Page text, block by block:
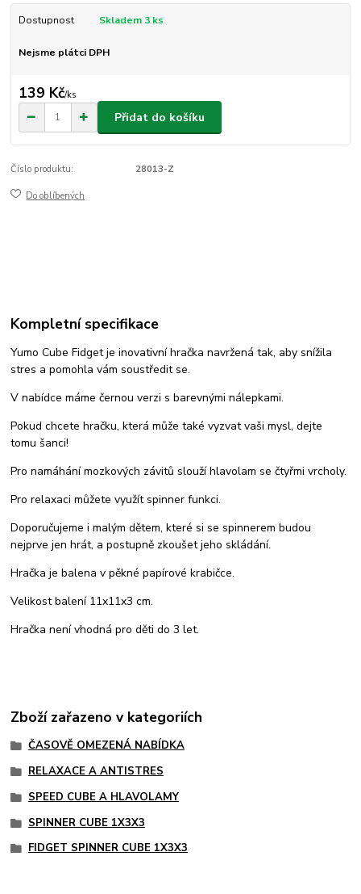
Dostupnost Skladem 3 ks
Nejsme plátci DPH
139 Kč/ks
Přidat do košíku
Číslo produktu: 28013-Z
Do oblíbených
Kompletní specifikace
Yumo Cube Fidget je inovativní hračka navržená tak, aby snížila
stres a pomohla vám soustředit se.
V nabídce máme černou verzi s barevnými nálepkami.
Pokud chcete hračku, která může také vyzvat vaši mysl, dejte
tomu šanci!
Pro namáhání mozkových závitů slouží hlavolam se čtyřmi vrcholy.
Pro relaxaci můžete využít spinner funkci.
Doporučujeme i malým dětem, které si se spinnerem budou
nejprve jen hrát, a postupně zkoušet jeho skládání.
Hračka je balena v pěkné papírové krabičce.
Velikost balení 11x11x3 cm.
Hračka není vhodná pro děti do 3 let.
Zboží zařazeno v kategoriích
ČASOVĚ OMEZENÁ NABÍDKA
RELAXACE A ANTISTRES
SPEED CUBE A HLAVOLAMY
SPINNER CUBE 1X3X3
FIDGET SPINNER CUBE 1X3X3